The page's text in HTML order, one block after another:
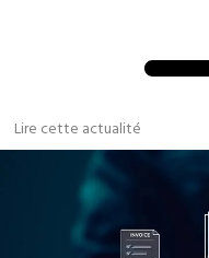
Lire cette actualité